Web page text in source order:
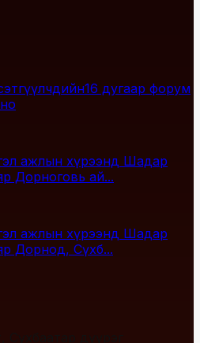
дугаар форум
ажлын хүрээнд Шадар
Дорноговь ай...
ажлын хүрээнд Шадар
Дорнод, Сүхб...